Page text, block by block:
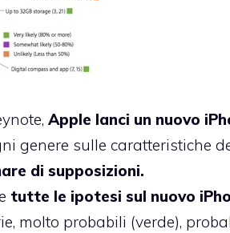
Apple lanci un nuovo
genere sulle caratteristiche
di supposizioni.
tutte le ipotesi sul nuovo
molto probabili (verde),